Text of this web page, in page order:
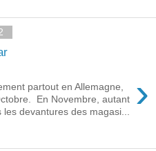
›
partout en Allemagne,
En Novembre, autant
devantures des magasi...